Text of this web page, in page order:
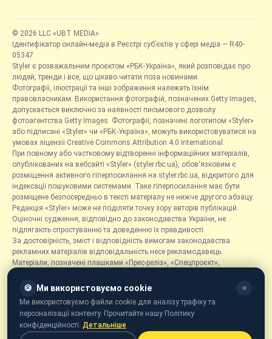
© 2026 LLC «UBT MEDIA»
Ідентифікатор онлайн-медіа в Реєстрі суб’єктів у сфері медіа — R40-
05347
Styler є розважальним проєктом «РБК-Україна», який розповідає про
людей, тренди і все, що цікаво читати поза новинами.
Фотографії, ілюстрації та інші зображення належать їхнім
правовласникам. Використання фотографій, позначених Getty Images,
допускається виключно за наявності письмового дозволу
фотоагентства Getty Images. Фотографії, позначені логотипом «Styler»
або підписані «Styler» чи «РБК-Україна», можуть використовуватися на
умовах ліцензії Creative Commons Attribution 4.0 International.
При повному або частковому відтворенні інформаційних матеріалів,
опублікованих на вебсайті «Styler» (styler.rbc.ua), обов'язковим є
розміщення активного гіперпосилання на styler.rbc.ua, відкритого для
індексації пошуковими системами. Таке гіперпосилання має бути
розміщене безпосередньо в тексті матеріалу не нижче другого абзацу.
Редакція «Styler» може не поділяти точку зору авторів публікацій.
Оціночні судження, відповідно до законодавства України, не
підлягають спростуванню та доведенню їх правдивості.
За достовірність, зміст і відповідність вимогам законодавства
рекламних матеріалів відповідальність несе рекламодавець.
Матеріали, позначені плашками «Прес-реліз», «Спецпроєкт»,
розміщуються на правах реклами.
Рубрика «Новини компаній» є інформаційним форматом, що містить
новини, повідомлення та оголошення, пов'язані з діяльністю
компаній, і ґрунтується на інформації, наданій відповідними
компаніями. Редакція не несе відповідальності за достовірність такої
🍪 Ми використовуємо cookie ✕
Ми використовуємо файли cookie для аналізу трафіку та
персоналізації контенту. Прочитайте нашу Політику
конфіденційності. Детальніше